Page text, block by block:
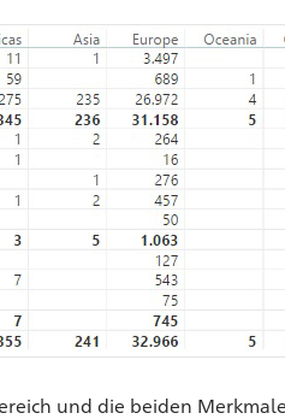
und die beiden Merkmale